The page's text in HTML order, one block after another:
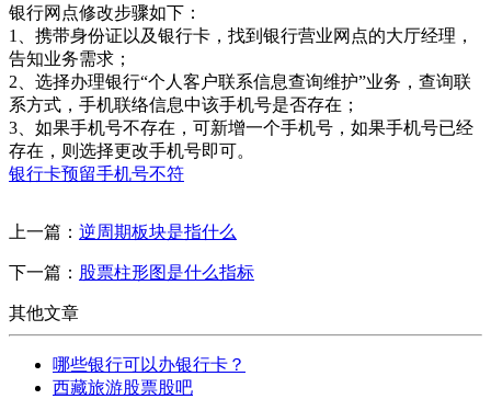
银行网点修改步骤如下：
1、携带身份证以及银行卡，找到银行营业网点的大厅经理，
告知业务需求；
2、选择办理银行“个人客户联系信息查询维护”业务，查询联
系方式，手机联络信息中该手机号是否存在；
3、如果手机号不存在，可新增一个手机号，如果手机号已经
存在，则选择更改手机号即可。
银行卡预留手机号不符
上一篇： 逆周期板块是指什么
下一篇： 股票柱形图是什么指标
其他文章
哪些银行可以办银行卡？
西藏旅游股票股吧